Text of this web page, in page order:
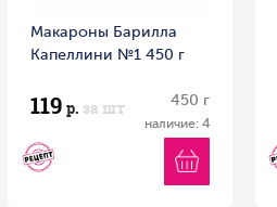
Макароны Барилла
Капеллини №1 450 г
119 р. за шт 450 г
наличие: 4